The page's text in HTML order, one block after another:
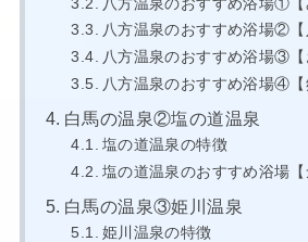
八方温泉のおすすめ浴場②【
八方温泉のおすすめ浴場③【
八方温泉のおすすめ浴場④【
白馬の温泉②塩の道温泉
塩の道温泉の特徴
塩の道温泉のおすすめ浴場【
白馬の温泉③姫川温泉
姫川温泉の特徴